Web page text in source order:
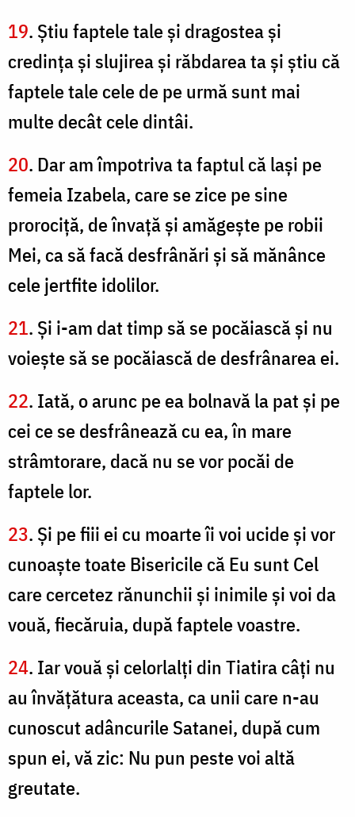
19. Ştiu faptele tale şi dragostea şi
credinţa şi slujirea şi răbdarea ta şi ştiu că
faptele tale cele de pe urmă sunt mai
multe decât cele dintâi.
20. Dar am împotriva ta faptul că laşi pe
femeia Izabela, care se zice pe sine
prorociţă, de învaţă şi amăgeşte pe robii
Mei, ca să facă desfrânări şi să mănânce
cele jertfite idolilor.
21. Şi i-am dat timp să se pocăiască şi nu
voieşte să se pocăiască de desfrânarea ei.
22. Iată, o arunc pe ea bolnavă la pat şi pe
cei ce se desfrânează cu ea, în mare
strâmtorare, dacă nu se vor pocăi de
faptele lor.
23. Şi pe fiii ei cu moarte îi voi ucide şi vor
cunoaşte toate Bisericile că Eu sunt Cel
care cercetez rănunchii şi inimile şi voi da
vouă, fiecăruia, după faptele voastre.
24. Iar vouă şi celorlalţi din Tiatira câţi nu
au învăţătura aceasta, ca unii care n-au
cunoscut adâncurile Satanei, după cum
spun ei, vă zic: Nu pun peste voi altă
greutate.